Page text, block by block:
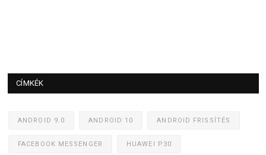
CÍMKÉK
ANDROID 9.0 ANDROID 10 ANDROID FRISSÍTÉS
FACEBOOK MESSENGER HUAWEI P30